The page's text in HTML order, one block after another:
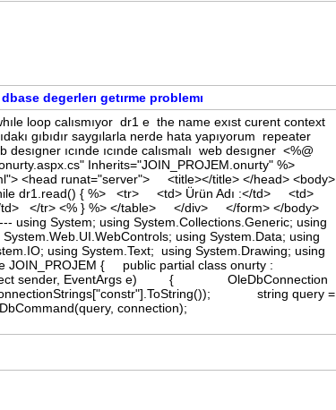
degerlerı getırme problemı
loop calısmıyor dr1 e the name exıst curent context
gıbıdır saygılarla nerde hata yapıyorum repeater
desıgner ıcınde ıcınde calısmalı web desıgner <%@
Inherits="JOIN_PROJEM.onurty" %>
<head runat="server"> <title></title> </head> <body>
dr1.read() { %> <tr> <td> Ürün Adı :</td> <td>
td> </tr> <% } %> </table> </div> </form> </body>
using System; using System.Collections.Generic; using
using System.Data; using
using System.Text; using System.Drawing; using
JOIN_PROJEM { public partial class onurty :
sender, EventArgs e) { OleDbConnection
string query =
connection);